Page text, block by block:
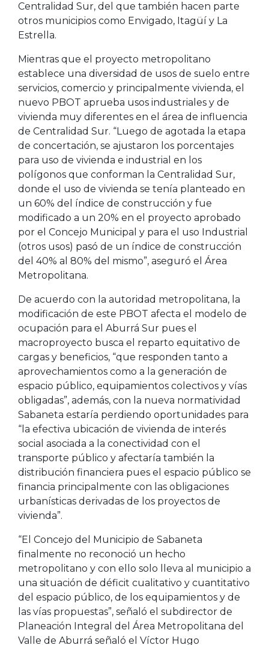
Centralidad Sur, del que también hacen parte
otros municipios como Envigado, Itagüí y La
Estrella.
Mientras que el proyecto metropolitano
establece una diversidad de usos de suelo entre
servicios, comercio y principalmente vivienda, el
nuevo PBOT aprueba usos industriales y de
vivienda muy diferentes en el área de influencia
de Centralidad Sur. “Luego de agotada la etapa
de concertación, se ajustaron los porcentajes
para uso de vivienda e industrial en los
polígonos que conforman la Centralidad Sur,
donde el uso de vivienda se tenía planteado en
un 60% del índice de construcción y fue
modificado a un 20% en el proyecto aprobado
por el Concejo Municipal y para el uso Industrial
(otros usos) pasó de un índice de construcción
del 40% al 80% del mismo”, aseguró el Área
Metropolitana.
De acuerdo con la autoridad metropolitana, la
modificación de este PBOT afecta el modelo de
ocupación para el Aburrá Sur pues el
macroproyecto busca el reparto equitativo de
cargas y beneficios, “que responden tanto a
aprovechamientos como a la generación de
espacio público, equipamientos colectivos y vías
obligadas”, además, con la nueva normatividad
Sabaneta estaría perdiendo oportunidades para
“la efectiva ubicación de vivienda de interés
social asociada a la conectividad con el
transporte público y afectaría también la
distribución financiera pues el espacio público se
financia principalmente con las obligaciones
urbanísticas derivadas de los proyectos de
vivienda”.
“El Concejo del Municipio de Sabaneta
finalmente no reconoció un hecho
metropolitano y con ello solo lleva al municipio a
una situación de déficit cualitativo y cuantitativo
del espacio público, de los equipamientos y de
las vías propuestas”, señaló el subdirector de
Planeación Integral del Área Metropolitana del
Valle de Aburrá señaló el Víctor Hugo